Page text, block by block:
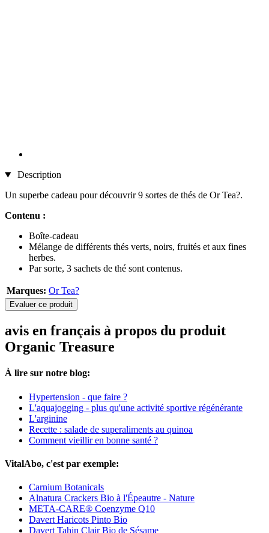
Description
Un superbe cadeau pour découvrir 9 sortes de thés de Or Tea?.
Contenu :
Boîte-cadeau
Mélange de différents thés verts, noirs, fruités et aux fines
herbes.
Par sorte, 3 sachets de thé sont contenus.
Marques: Or Tea?
Evaluer ce produit
avis en français à propos du produit
Organic Treasure
À lire sur notre blog:
Hypertension - que faire ?
L'aquajogging - plus qu'une activité sportive régénérante
L'arginine
Recette : salade de superaliments au quinoa
Comment vieillir en bonne santé ?
VitalAbo, c'est par exemple:
Carnium Botanicals
Alnatura Crackers Bio à l'Épeautre - Nature
META-CARE® Coenzyme Q10
Davert Haricots Pinto Bio
Davert Tahin Clair Bio de Sésame